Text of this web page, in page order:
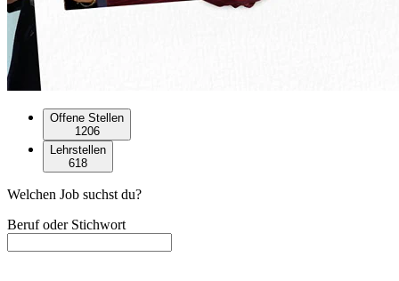
Offene Stellen
1206
Lehrstellen
618
Welchen Job suchst du?
Beruf oder Stichwort